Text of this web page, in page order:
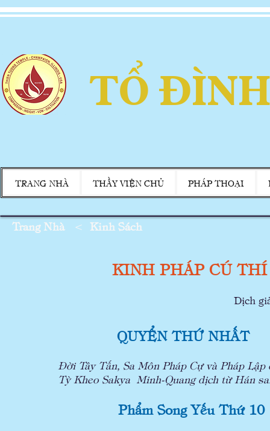
TỔ
TRANG NHÀ THẦY VIỆN CHỦ PHÁP THOẠI
Trang Nhà < Kinh Sách
KINH PHÁP CÚ
Dịch giả Sakya
QUYỂN THỨ NHẤT
Đời Tây Tấn, Sa Môn Pháp Cự và Pháp
Tỳ Kheo Sakya Minh-Quang dịch từ Hán
Phẩm Song Yếu Thứ 10